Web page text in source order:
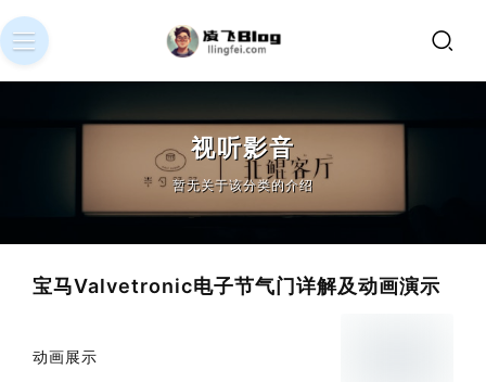
视听影音
暂无关于该分类的介绍
宝马Valvetronic电子节气门详解及动画演示
动画展示